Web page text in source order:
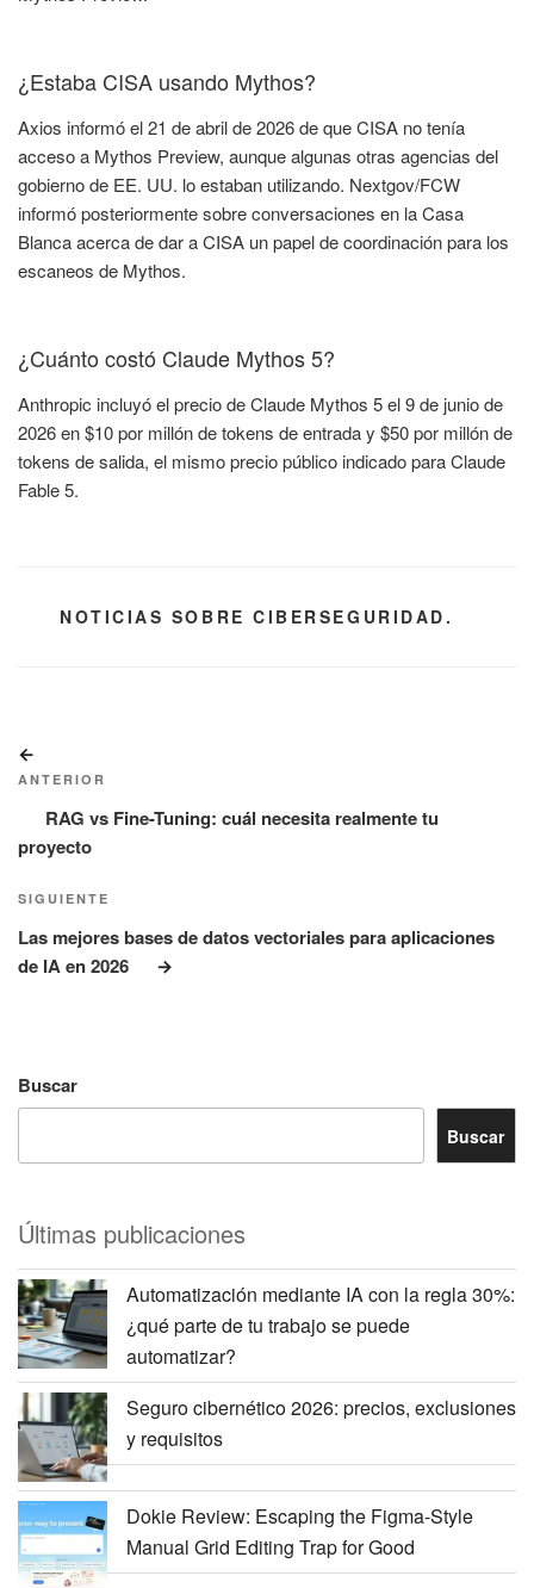
¿Estaba CISA usando Mythos?
Axios informó el 21 de abril de 2026 de que CISA no tenía
acceso a Mythos Preview, aunque algunas otras agencias del
gobierno de EE. UU. lo estaban utilizando. Nextgov/FCW
informó posteriormente sobre conversaciones en la Casa
Blanca acerca de dar a CISA un papel de coordinación para los
escaneos de Mythos.
¿Cuánto costó Claude Mythos 5?
Anthropic incluyó el precio de Claude Mythos 5 el 9 de junio de
2026 en $10 por millón de tokens de entrada y $50 por millón de
tokens de salida, el mismo precio público indicado para Claude
Fable 5.
CATEGORÍAS
NOTICIAS SOBRE CIBERSEGURIDAD.
de
entradas
anterior:
ANTERIOR
RAG vs Fine-Tuning: cuál necesita realmente tu
proyecto
Siguiente
entrada
SIGUIENTE
Las mejores bases de datos vectoriales para aplicaciones
de IA en 2026
Buscar
Buscar
Últimas publicaciones
Automatización mediante IA con la regla 30%:
¿qué parte de tu trabajo se puede
automatizar?
Seguro cibernético 2026: precios, exclusiones
y requisitos
Dokie Review: Escaping the Figma-Style
Manual Grid Editing Trap for Good